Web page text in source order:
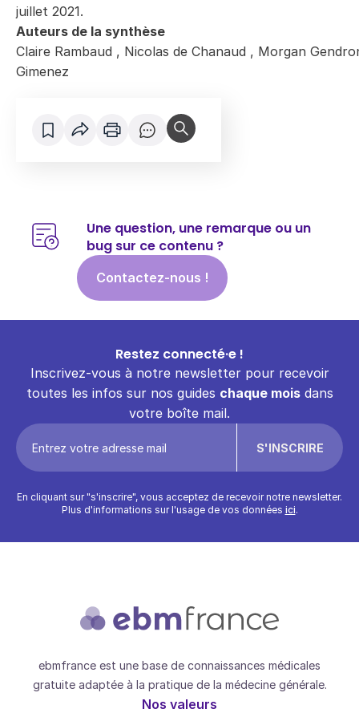
juillet 2021.
Auteurs de la synthèse
Claire Rambaud , Nicolas de Chanaud , Morgan
Gimenez
Une question, une remarque ou un
bug sur ce contenu ?
Contactez-nous !
Restez connecté·e !
Inscrivez-vous à notre newsletter pour recevoir
toutes les infos sur nos guides chaque moisdans
votre boîte mail.
En cliquant sur "s'inscrire", vous acceptez de recevoir notre newsletter.
Plus d'informations sur l'usage de vos données ici.
ebmfrance est une base de connaissances médicales
gratuite adaptée à la pratique de la médecine générale.
Nos valeurs